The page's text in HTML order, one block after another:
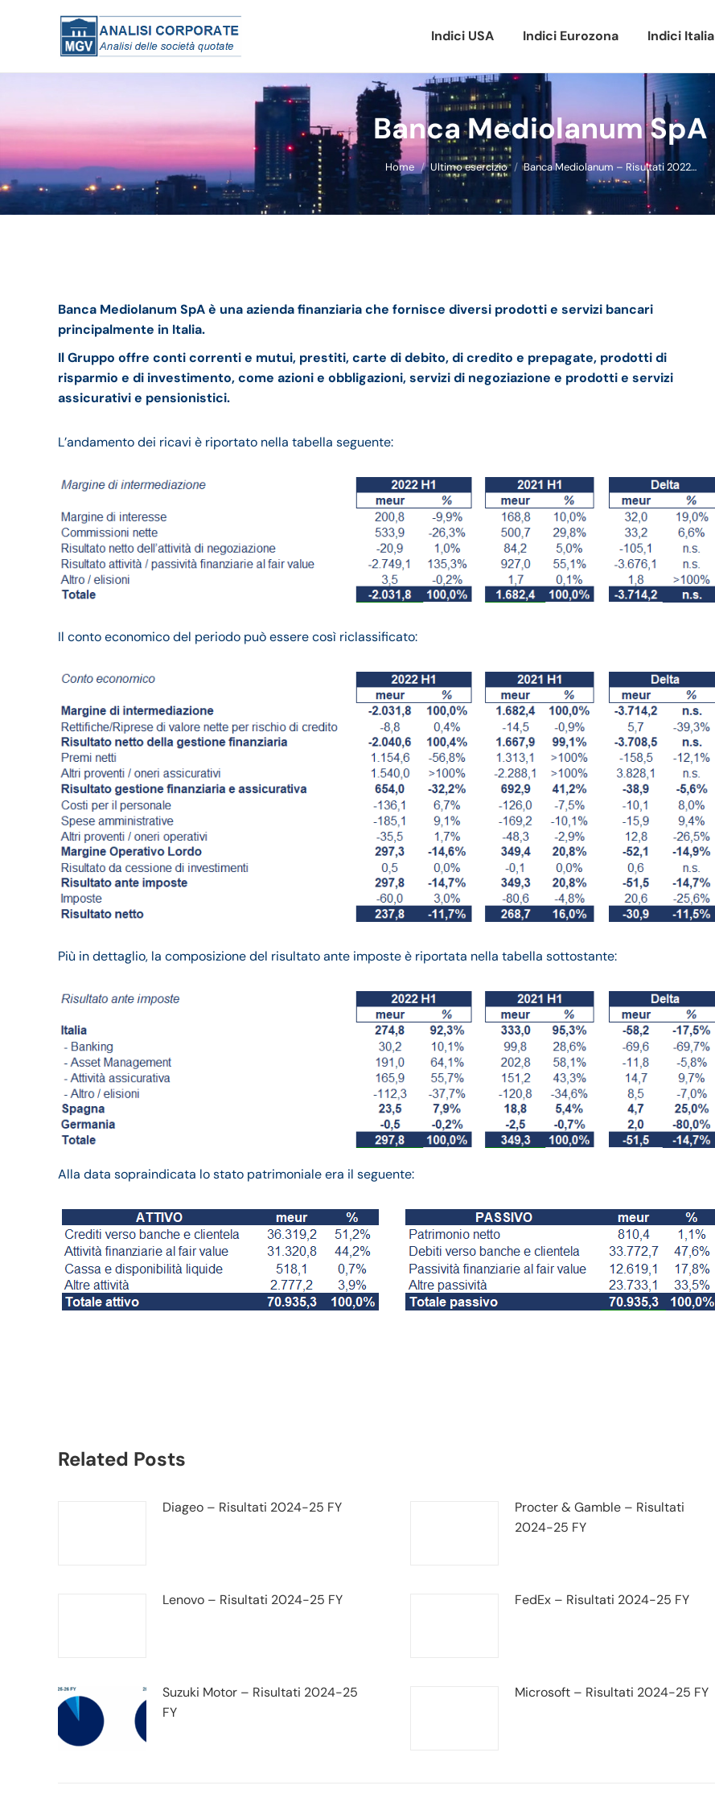
Indici USA Indici Eurozona Indici Italia
Banca Mediolanum SpA
Tu sei qui:
Home Ultimo esercizio Banca Mediolanum – Risultati 2022…
Banca Mediolanum SpA è una azienda finanziaria che fornisce diversi prodotti e servizi bancari
principalmente in Italia.
Il Gruppo offre conti correnti e mutui, prestiti, carte di debito, di credito e prepagate, prodotti di
risparmio e di investimento, come azioni e obbligazioni, servizi di negoziazione e prodotti e servizi
assicurativi e pensionistici.
L’andamento dei ricavi è riportato nella tabella seguente:
Il conto economico del periodo può essere così riclassificato:
Più in dettaglio, la composizione del risultato ante imposte è riportata nella tabella sottostante:
Alla data sopraindicata lo stato patrimoniale era il seguente:
Related Posts
Diageo – Risultati 2024-25 FY
Procter & Gamble – Risultati
2024-25 FY
Lenovo – Risultati 2024-25 FY FedEx – Risultati 2024-25 FY
Suzuki Motor – Risultati 2024-25
FY
Microsoft – Risultati 2024-25 FY